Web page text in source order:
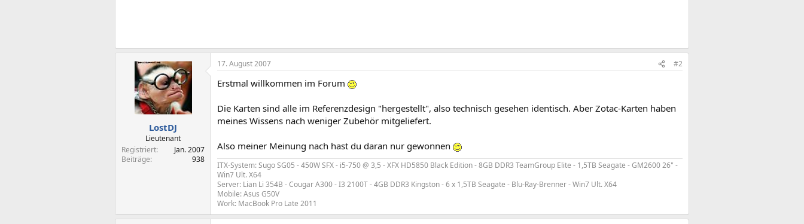
LostDJ
Lieutenant
Registriert
Jan. 2007
Beiträge
938
17. August 2007 #2
Erstmal willkommen im Forum
Die Karten sind alle im Referenzdesign "hergestellt", also technisch gesehen identisch. Aber Zotac-Karten haben
meines Wissens nach weniger Zubehör mitgeliefert.
Also meiner Meinung nach hast du daran nur gewonnen
ITX-System: Sugo SG05 - 450W SFX - i5-750 @ 3,5 - XFX HD5850 Black Edition - 8GB DDR3 TeamGroup Elite - 1,5TB Seagate - GM2600 26" -
Win7 Ult. X64
Server: Lian Li 354B - Cougar A300 - I3 2100T - 4GB DDR3 Kingston - 6 x 1,5TB Seagate - Blu-Ray-Brenner - Win7 Ult. X64
Mobile: Asus G50V
Work: MacBook Pro Late 2011